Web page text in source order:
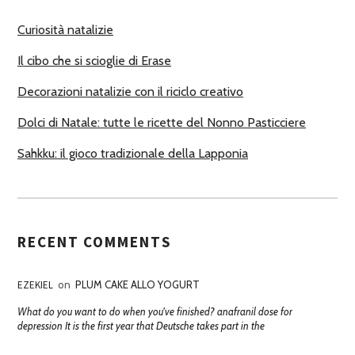
I
Curiosità natalizie
Il cibo che si scioglie di Erase
Decorazioni natalizie con il riciclo creativo
Dolci di Natale: tutte le ricette del Nonno Pasticciere
Sahkku: il gioco tradizionale della Lapponia
RECENT COMMENTS
EZEKIEL on PLUM CAKE ALLO YOGURT
What do you want to do when you've finished? anafranil dose for
depression It is the first year that Deutsche takes part in the